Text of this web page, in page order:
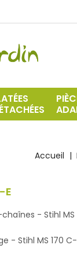
Accueil
E
- Stihl MS
- Stihl MS 170 C-